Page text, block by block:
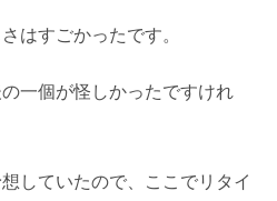
はすごかったです。
一個が怪しかったですけれ
していたので、ここでリタイ